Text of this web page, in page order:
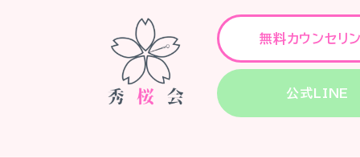
無料カウンセリ
公式LINE